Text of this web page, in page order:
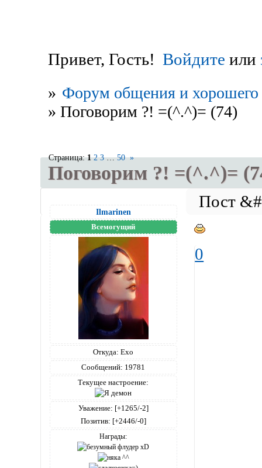
Привет, Гость! Войдите или
» Форум общения и хорошего
» Поговорим ?! =(^.^)= (74)
Поговорим ?! =(^.^)=
Страница:1 2 3 … 50 »
Ilmarinen
Всемогущий
Откуда: Ехо
Сообщений: 19781
Текущее настроение:
Уважение: [+1265/-2]
Позитив: [+2446/-0]
Награды:
0